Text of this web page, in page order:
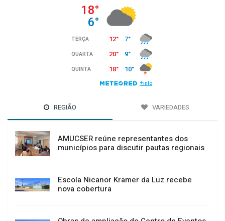
REGIÃO VARIEDADES
AMUCSER reúne representantes dos
municípios para discutir pautas regionais
Escola Nicanor Kramer da Luz recebe
nova cobertura